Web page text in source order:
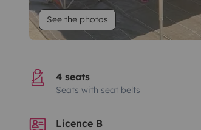
See the photos
4 seats
Seats with seat belts
Licence B